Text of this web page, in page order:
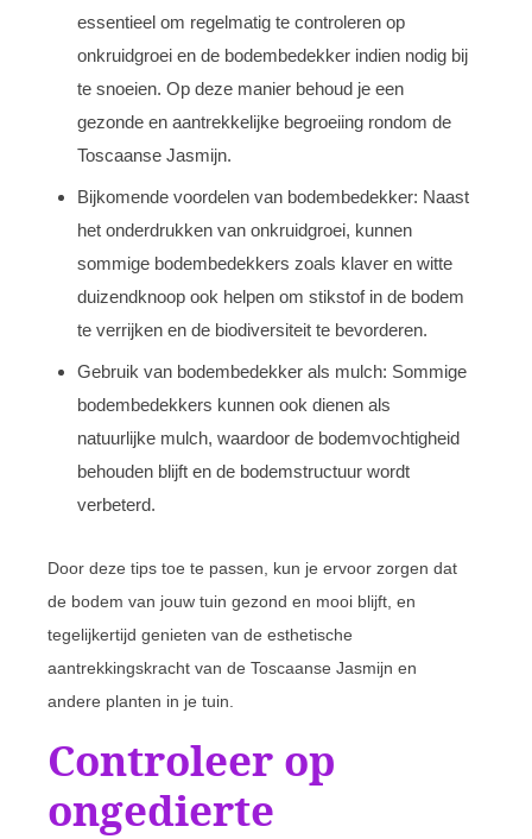
essentieel om regelmatig te controleren op
onkruidgroei en de bodembedekker indien nodig bij
te snoeien. Op deze manier behoud je een
gezonde en aantrekkelijke begroeiing rondom de
Toscaanse Jasmijn.
Bijkomende voordelen van bodembedekker: Naast
het onderdrukken van onkruidgroei, kunnen
sommige bodembedekkers zoals klaver en witte
duizendknoop ook helpen om stikstof in de bodem
te verrijken en de biodiversiteit te bevorderen.
Gebruik van bodembedekker als mulch: Sommige
bodembedekkers kunnen ook dienen als
natuurlijke mulch, waardoor de bodemvochtigheid
behouden blijft en de bodemstructuur wordt
verbeterd.
Door deze tips toe te passen, kun je ervoor zorgen dat
de bodem van jouw tuin gezond en mooi blijft, en
tegelijkertijd genieten van de esthetische
aantrekkingskracht van de Toscaanse Jasmijn en
andere planten in je tuin.
Controleer op
ongedierte